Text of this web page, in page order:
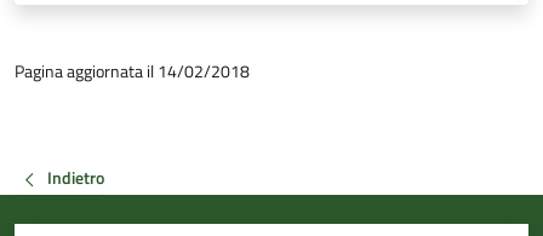
Pagina aggiornata il 14/02/2018
Indietro